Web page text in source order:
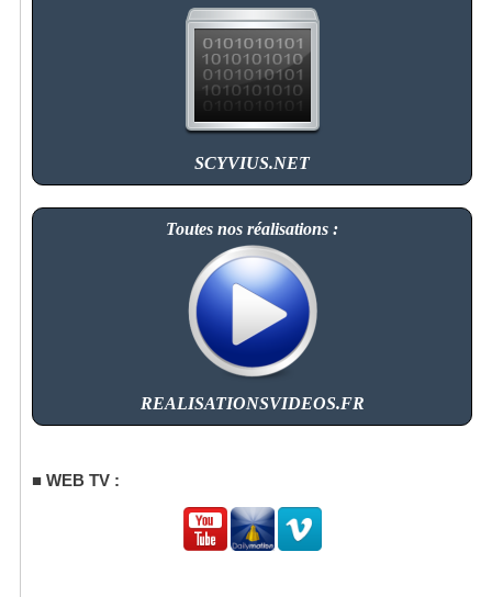
SCYVIUS.NET
Toutes nos réalisations :
REALISATIONSVIDEOS.FR
WEB TV :